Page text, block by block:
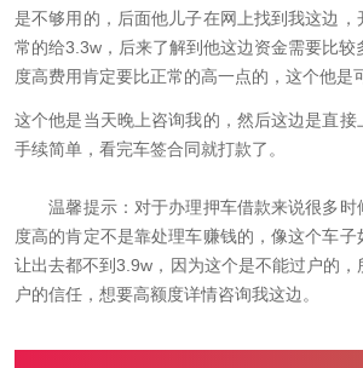
是不够用的，后面他儿子在网上找到我这边，
常的给3.3w，后来了解到他这边资金需要比较
度高费用肯定要比正常的高一点的，这个他是
这个他是当天晚上咨询我的，然后这边是直接
手续简单，看完车签合同就打款了。
温馨提示：对于办理押车借款来说很多时
度高的肯定不是靠处理车赚钱的，像这个车
让出去都不到3.9w，因为这个是不能过户的
户的信任，想要高额度详情咨询我这边。